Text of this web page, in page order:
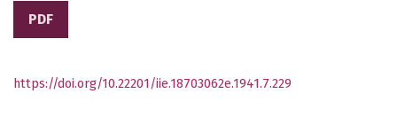
PDF
https://doi.org/10.22201/iie.18703062e.1941.7.229